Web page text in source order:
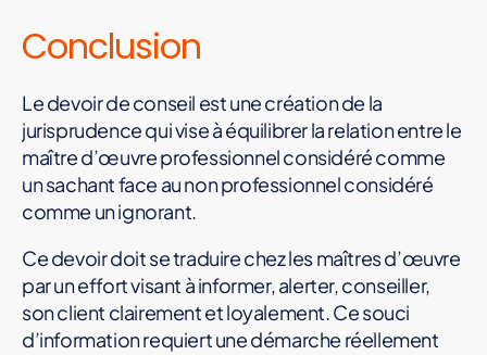
Conclusion
Le devoir de conseil est une création de la
jurisprudence qui vise à équilibrer la relation entre le
maître d’œuvre professionnel considéré comme
un sachant face au non professionnel considéré
comme un ignorant.
Ce devoir doit se traduire chez les maîtres d’œuvre
par un effort visant à informer, alerter, conseiller,
son client clairement et loyalement. Ce souci
d’information requiert une démarche réellement